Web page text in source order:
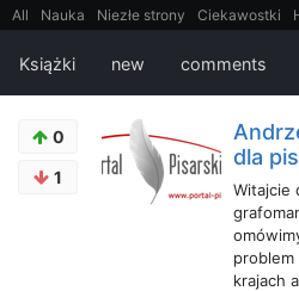
All Nauka Niezłe strony Ciekawostki
Bezpieczeństwo
Książki Sugestie
Matematyka
gify
Cytaty Mapy Film Android itt
Książki new comments
0
1
dla
Witajcie
problem
krajach